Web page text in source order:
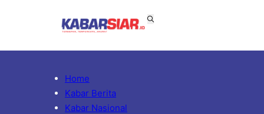
Home
Kabar Berita
Kabar Nasional